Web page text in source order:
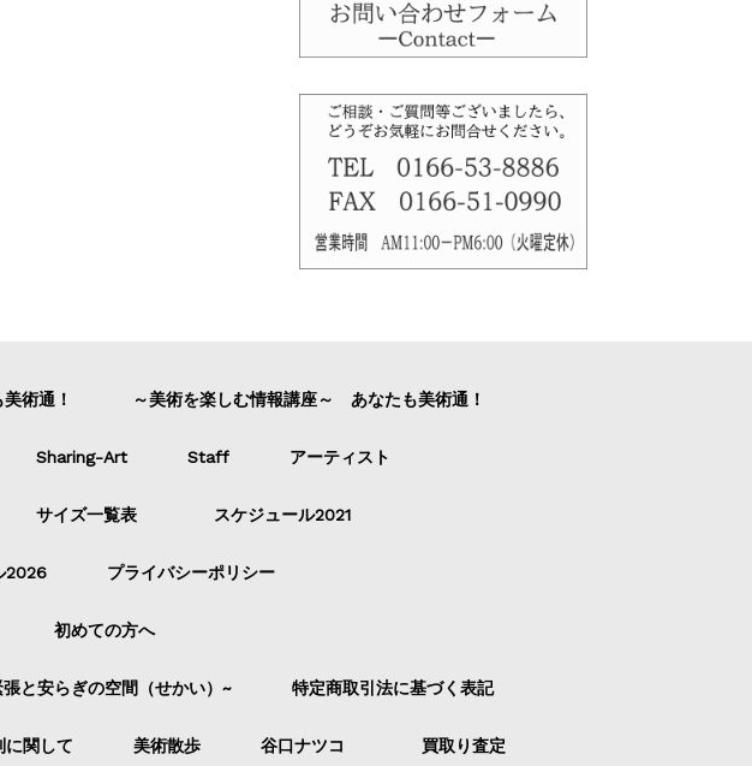
術通！ ～美術を楽しむ情報講座～ あなたも美術通！
Sharing-Art Staff アーティスト
サイズ一覧表 スケジュール2021
2026 プライバシーポリシー
初めての方へ
と安らぎの空間（せかい）~ 特定商取引法に基づく表記
に関して 美術散歩 谷口ナツコ 買取り査定